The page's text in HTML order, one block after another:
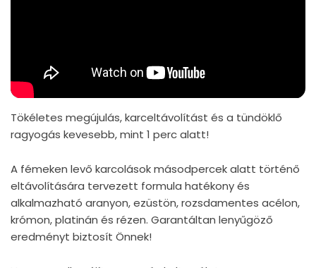
Tökéletes megújulás, karceltávolítást és a tündöklő
ragyogás kevesebb, mint 1 perc alatt!
A fémeken levő karcolások másodpercek alatt történő
eltávolítására tervezett formula hatékony és
alkalmazható aranyon, ezüstön, rozsdamentes acélon,
krómon, platinán és rézen. Garantáltan lenyűgöző
eredményt biztosít Önnek!